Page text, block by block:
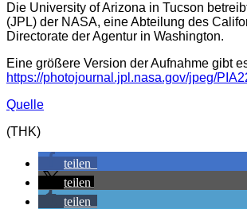
Die University of Arizona in Tucson
(JPL) der NASA, eine Abteilung des
Directorate der Agentur in Washington.
Eine größere Version der Aufnahme gibt
https://photojournal.jpl.nasa.gov/jpeg/
Quelle
(THK)
teilen
teilen
teilen